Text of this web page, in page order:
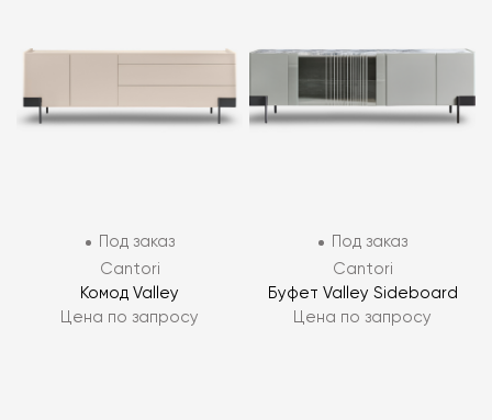
Под заказ
Cantori
Комод Valley
Цена по запросу
Под заказ
Cantori
Буфет Valley Sideboard
Цена по запросу